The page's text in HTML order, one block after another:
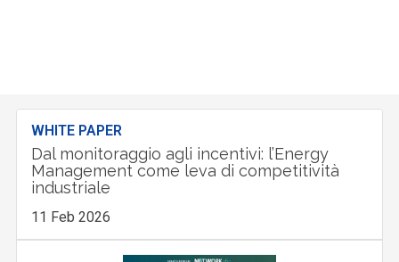
WHITE PAPER
Dal monitoraggio agli incentivi: l’Energy
Management come leva di competitività
industriale
11 Feb 2026